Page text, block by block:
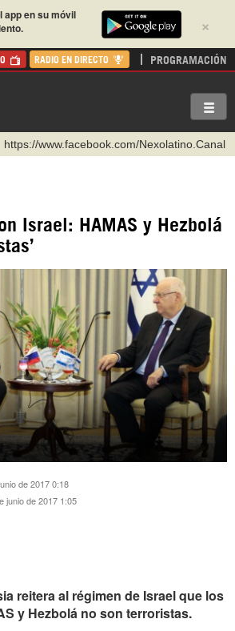
×
app en su móvil
RADIO EN DIRECTO PROGRAMACIÓN
https://www.facebook.com/Nexolatino.Canal
https://t.me/hispantvcanal
https://urmedium.com/c/hispantv
Instagram como: hispan_tv
Israel: HAMAS y Hezbolá
de 2017 0:18
junio de 2017 1:05
reitera al régimen de Israel que los
y Hezbolá no son terroristas.